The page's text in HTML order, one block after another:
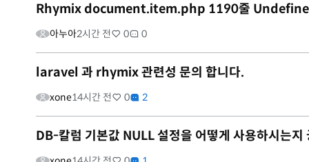
Rhymix document.item.php 1190줄
아누아2시간 전 0 0
laravel 과 rhymix 관련성 문의 합니다.
xone14시간 전 0 2
DB-칼럼 기본값 NULL 설정을 어떻게 사용하시는지